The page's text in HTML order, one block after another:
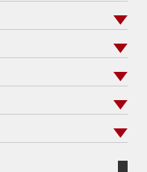
750cc75th
下
85馬力883
8月8月11日
離から探す
から探す
るご質問
買取強化車両
クションフィルム